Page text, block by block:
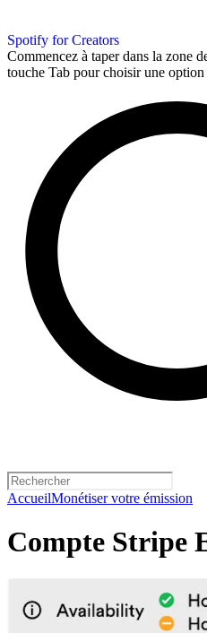
Spotify for Creators
Commencez à taper dans la zone
touche Tab pour choisir une option
AccueilMonétiser votre émission
Compte Stripe